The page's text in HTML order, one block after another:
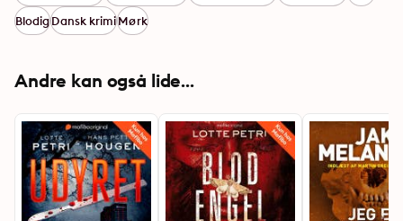
BlodigDansk krimiMørk
Andre kan også lide...